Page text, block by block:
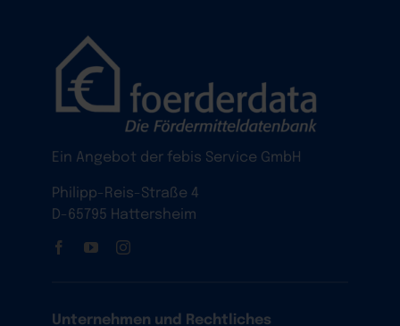
Ein Angebot der febis Service GmbH
Philipp-Reis-Straße 4
D-65795 Hattersheim
Unternehmen und Rechtliches